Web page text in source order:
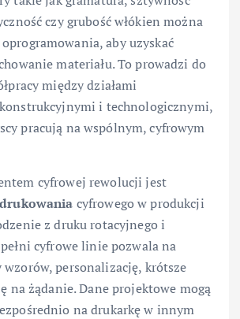
czy grubość włókien można
aby uzyskać
materiału. To prowadzi do
między działami
i technologicznymi,
pracują na wspólnym, cyfrowym
cyfrowej rewolucji jest
drukowania cyfrowego w produkcji
z druku rotacyjnego i
cyfrowe linie pozwala na
personalizację, krótsze
na żądanie. Dane projektowe mogą
na drukarkę w innym